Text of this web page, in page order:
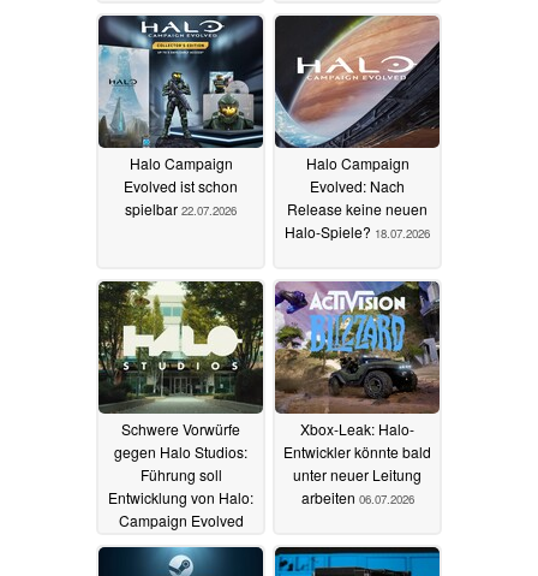
28.07.2026
Halo Campaign
Evolved ist schon
spielbar 22.07.2026
Halo Campaign
Evolved: Nach
Release keine neuen
Halo-Spiele? 18.07.2026
Schwere Vorwürfe
gegen Halo Studios:
Führung soll
Entwicklung von Halo:
Campaign Evolved
gefährdet haben
12.07.2026
Xbox-Leak: Halo-
Entwickler könnte bald
unter neuer Leitung
arbeiten 06.07.2026